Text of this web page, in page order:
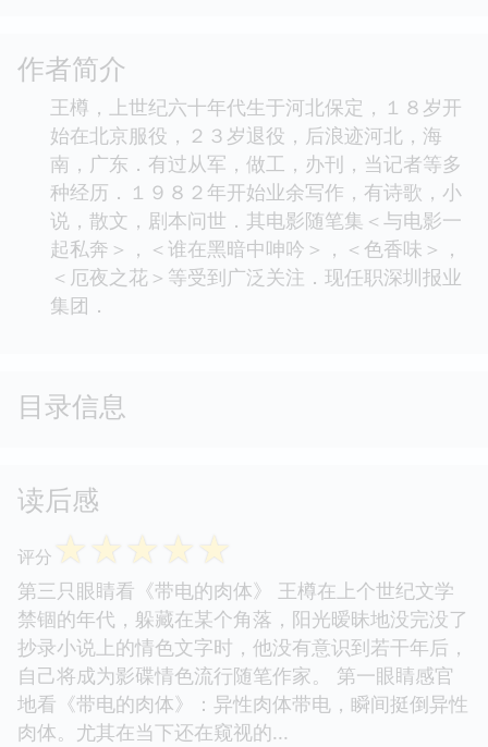
作者简介
王樽，上世纪六十年代生于河北保定，１８岁开
始在北京服役，２３岁退役，后浪迹河北，海
南，广东．有过从军，做工，办刊，当记者等多
种经历．１９８２年开始业余写作，有诗歌，小
说，散文，剧本问世．其电影随笔集＜与电影一
起私奔＞，＜谁在黑暗中呻吟＞，＜色香味＞，
＜厄夜之花＞等受到广泛关注．现任职深圳报业
集团．
目录信息
读后感
评分 ☆☆☆☆☆
第三只眼睛看《带电的肉体》 王樽在上个世纪文学
禁锢的年代，躲藏在某个角落，阳光暧昧地没完没了
抄录小说上的情色文字时，他没有意识到若干年后，
自己将成为影碟情色流行随笔作家。 第一眼睛感官
地看《带电的肉体》：异性肉体带电，瞬间挺倒异性
肉体。尤其在当下还在窥视的...